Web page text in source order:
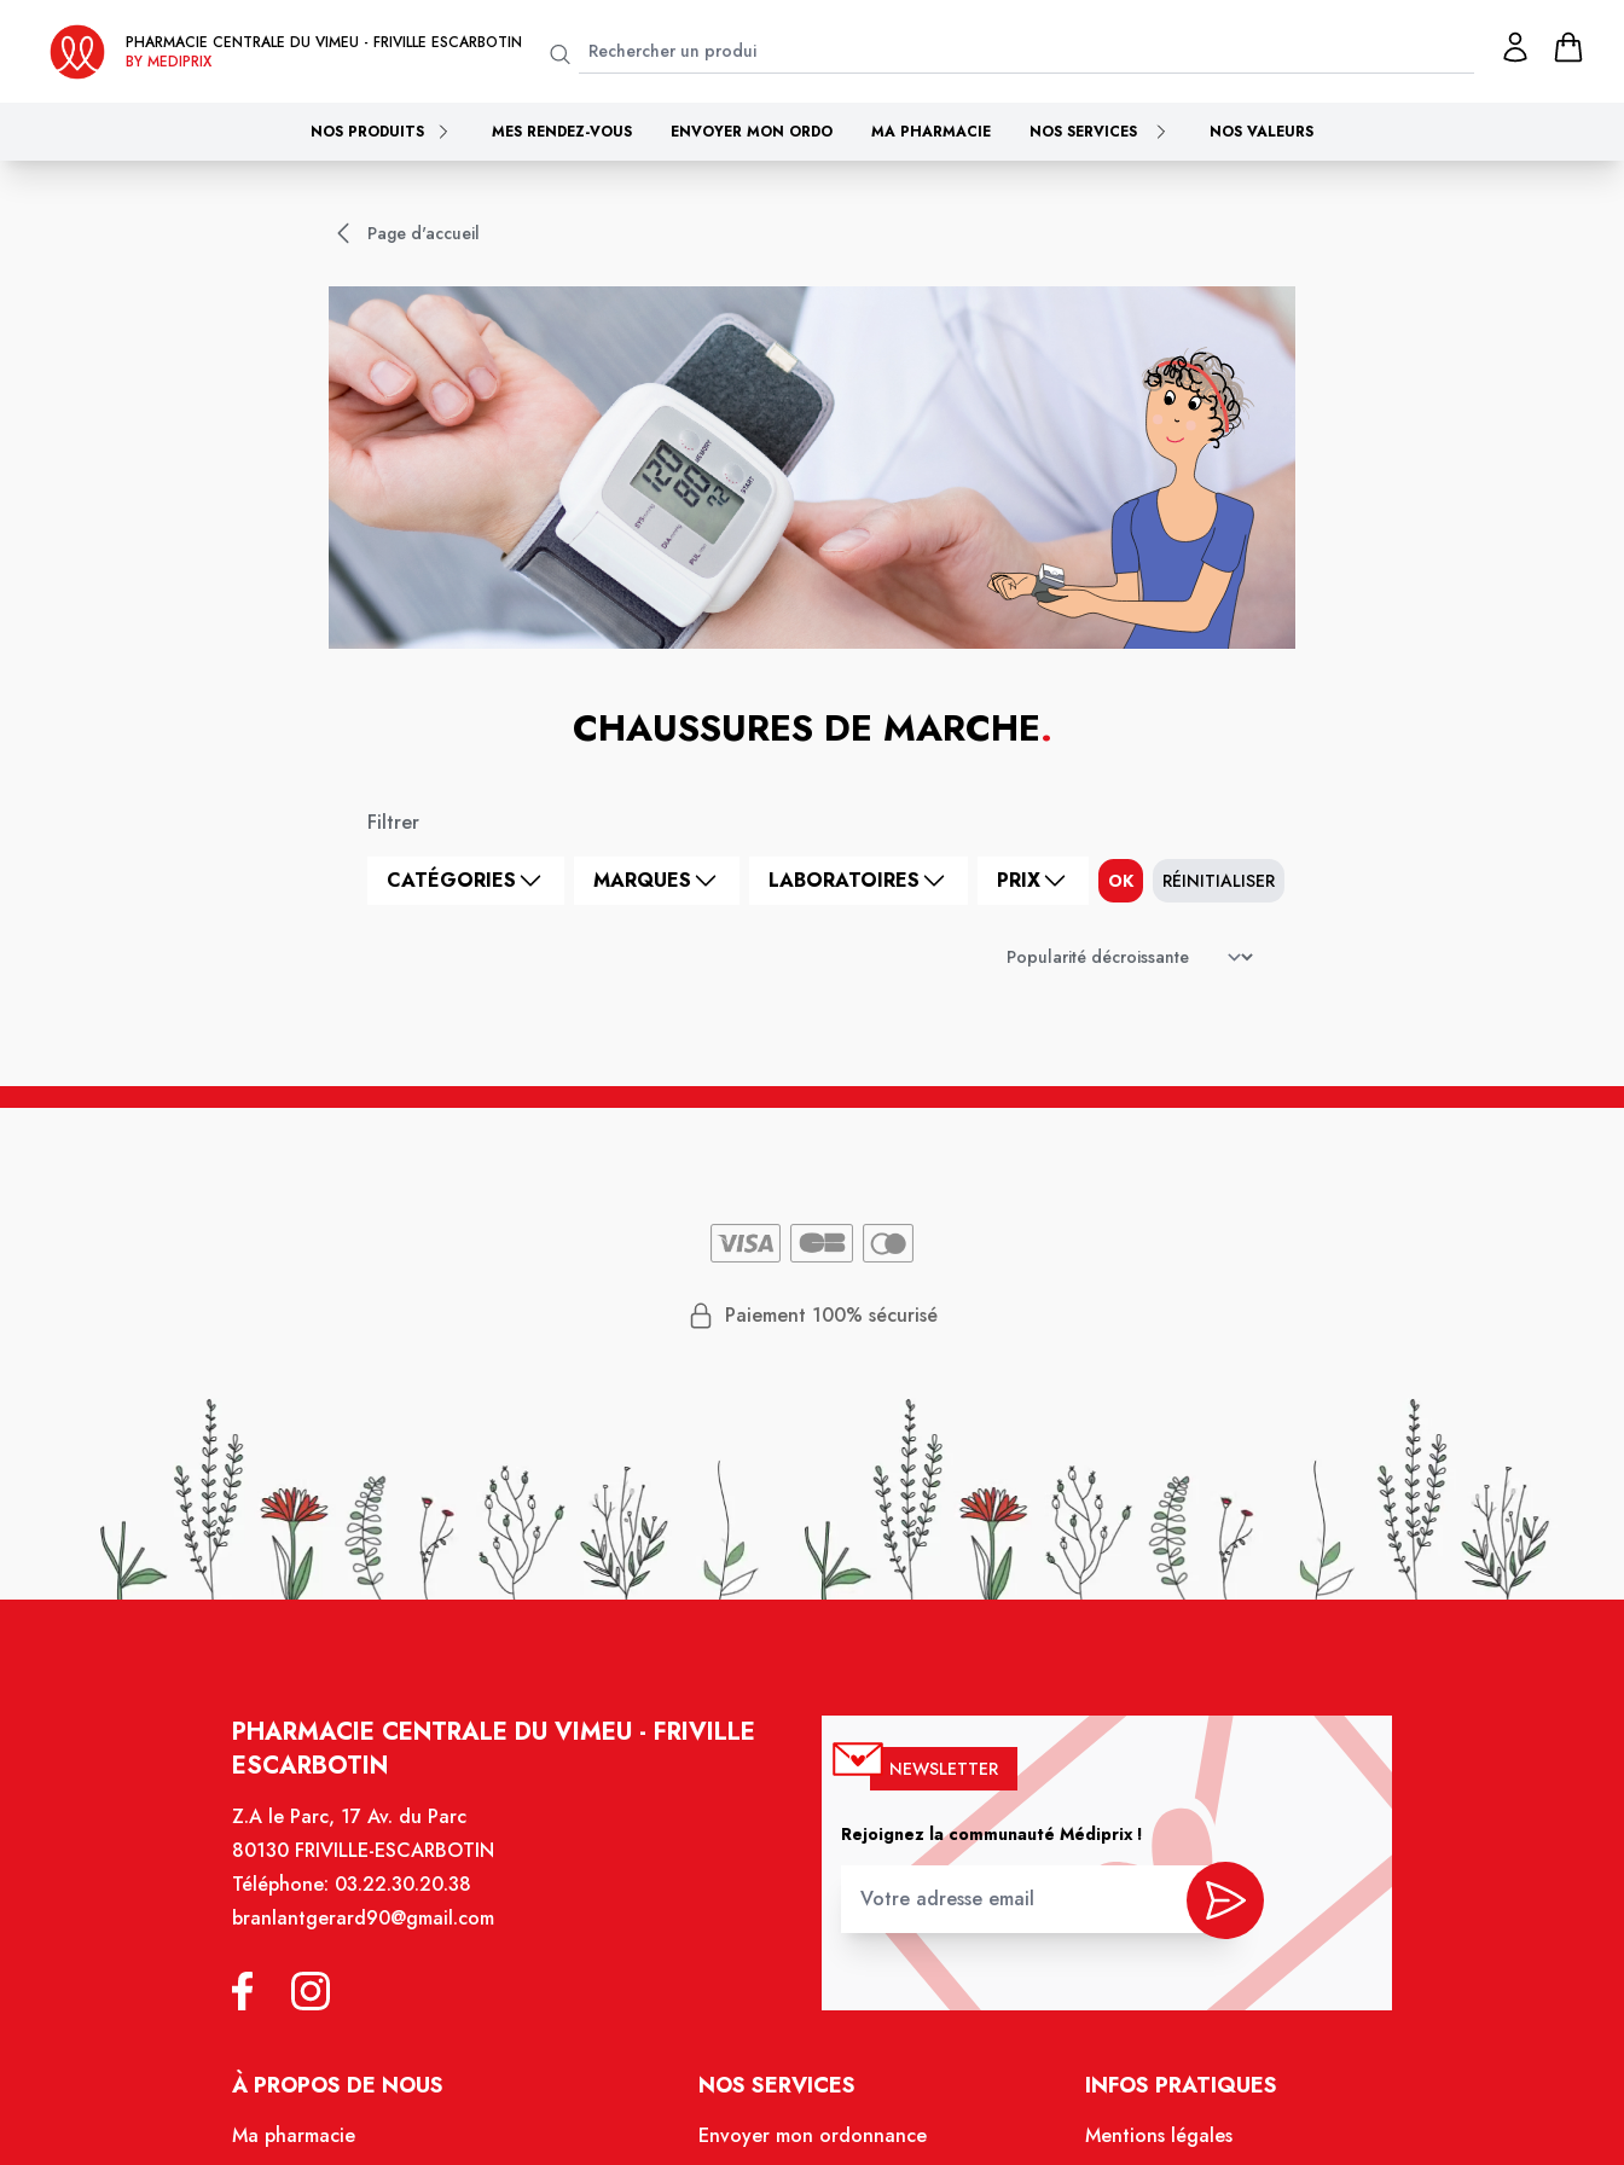
PHARMACIE CENTRALE DU VIMEU - FRIVILLE ESCARBOTIN
BY MEDIPRIX
NOS PRODUITS MES RENDEZ-VOUS ENVOYER MON ORDO MA PHARMACIE NOS SERVICES NOS VALEURS
Page d'accueil
CHAUSSURES DE MARCHE.
Filtrer
CATÉGORIES MARQUES LABORATOIRES PRIX OK RÉINITIALISER
Paiement 100% sécurisé
PHARMACIE CENTRALE DU VIMEU - FRIVILLE
ESCARBOTIN
Z.A le Parc, 17 Av. du Parc
80130 FRIVILLE-ESCARBOTIN
Téléphone: 03.22.30.20.38
branlantgerard90@gmail.com
NEWSLETTER
Rejoignez la communauté Médiprix !
À PROPOS DE NOUS
Ma pharmacie
NOS SERVICES
Envoyer mon ordonnance
INFOS PRATIQUES
Mentions légales